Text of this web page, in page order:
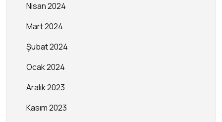
Nisan 2024
Mart 2024
Şubat 2024
Ocak 2024
Aralık 2023
Kasım 2023